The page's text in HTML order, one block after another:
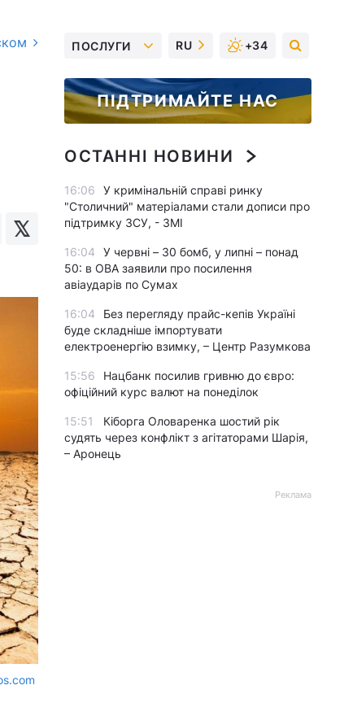
ПОСЛУГИ RU +34
ПІДТРИМАЙТЕ НАС
ОСТАННІ НОВИНИ
16:06
У кримінальній справі ринку
"Столичний" матеріалами стали дописи про
підтримку ЗСУ, - ЗМІ
16:04
У червні – 30 бомб, у липні – понад
50: в ОВА заявили про посилення
авіаударів по Сумах
16:04
Без перегляду прайс-кепів Україні
буде складніше імпортувати
електроенергію взимку, – Центр Разумкова
15:56
Нацбанк посилив гривню до євро:
офіційний курс валют на понеділок
15:51
Кіборга Оловаренка шостий рік
судять через конфлікт з агітаторами Шарія,
– Аронець
Реклама